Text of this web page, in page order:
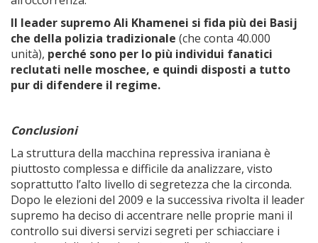
Il leader supremo Ali Khamenei si fida più dei Basij
che della polizia tradizionale (che conta 40.000
unità), perché sono per lo più individui fanatici
reclutati nelle moschee, e quindi disposti a tutto
pur di difendere il regime.
Conclusioni
La struttura della macchina repressiva iraniana è
piuttosto complessa e difficile da analizzare, visto
soprattutto l’alto livello di segretezza che la circonda.
Dopo le elezioni del 2009 e la successiva rivolta il leader
supremo ha deciso di accentrare nelle proprie mani il
controllo sui diversi servizi segreti per schiacciare i